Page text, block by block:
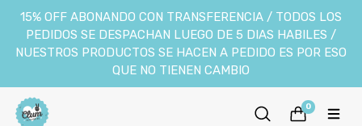
15% OFF ABONANDO CON TRANSFERENCIA / TODOS LOS
PEDIDOS SE DESPACHAN LUEGO DE 5 DIAS HABILES /
NUESTROS PRODUCTOS SE HACEN A PEDIDO ES POR ESO
QUE NO TIENEN CAMBIO
0